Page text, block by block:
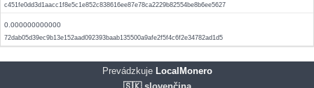
c451fe0dd3d1aacc1f8e5c1e852c838616ee87e78ca2229b82554be8b6ee5627
0.000000000000
72dab05d39ec9b13e152aad092393baab135500a9afe2f5f4c6f2e34782ad1d5
PrevádzkujeLocalMonero